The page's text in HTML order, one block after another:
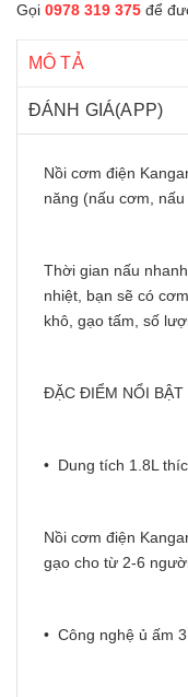
Gọi 0978 319 375 để
MÔ TẢ
ĐÁNH GIÁ(APP)
Nồi cơm điện
năng (nấu cơm,
Thời gian nấu
nhiệt, bạn sẽ có
khô, gạo tấm, số
ĐẶC ĐIỂM NỔI BẬT
• Dung tích 1.8L
Nồi cơm điện
gạo cho từ 2-6
• Công nghệ ủ ấm